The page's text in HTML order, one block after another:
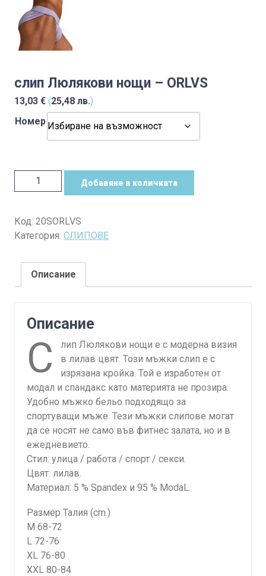
слип Люлякови нощи – ORLVS
13,03 € (25,48 лв.)
Номер
количество
за
Люлякови
нощи
ORLVS
Добавяне в количката
Код: 20SORLVS
Категория: СЛИПОВЕ
Описание
Описание
С
лип Люлякови нощи е с модерна визия
в лилав цвят. Този мъжки слип е с
изрязана кройка. Той е изработен от
модал и спандакс като материята не прозира.
Удобно мъжко бельо подходящо за
спортуващи мъже. Тези мъжки слипове могат
да се носят не само във фитнес залата, но и в
ежедневието.
Стил: улица / работа / спорт / секси.
Цвят: лилав.
Материал: 5 % Spandex и 95 % ModaL.
Размер Талия (cm.)
M 68-72
L 72-76
XL 76-80
XXL 80-84